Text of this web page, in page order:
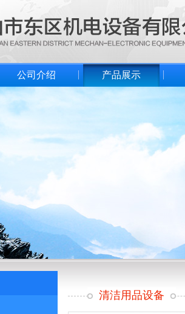
公司介绍 产品展示
清洁用品设备